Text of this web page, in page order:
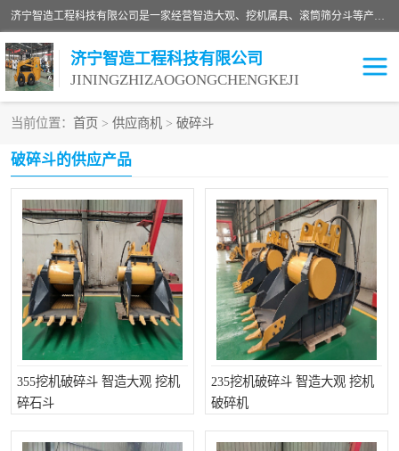
济宁智造工程科技有限公司是一家经营智造大观、挖机属具、滚筒筛分斗等产品的滑移装载机厂家。济宁智造工程科技有限公司奉行以质量赢得用户，诚信为本，互利共赢的宗旨，依靠雄厚的技术力量，科学的管理制度，先进的加工检测设备，始终坚持以客户为中心，免费咨询！
济宁智造工程科技有限公司
JININGZHIZAOGONGCHENGKEJI
当前位置： 首页 > 供应商机 > 破碎斗
破碎斗的供应产品
355挖机破碎斗 智造大观 挖机
碎石斗
235挖机破碎斗 智造大观 挖机
破碎机
振动夯
铣挖机 移动破碎机
滚筒筛分斗 粉碎钳
液压剪 土壤修复
铣刨机 开沟机
伐木机 破碎机
打桩机 压路机